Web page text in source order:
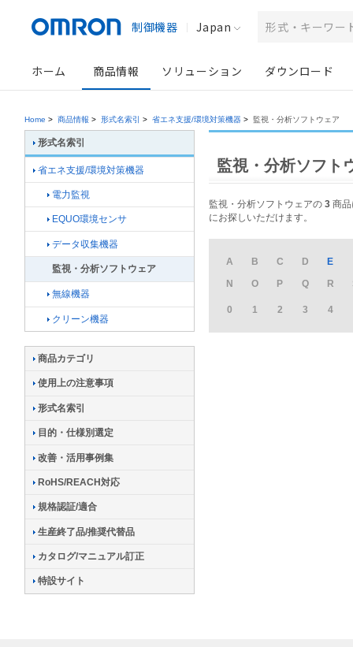
制御機器 Japan
ホーム 商品情報 ソリューション ダウンロード
Home > 商品情報 > 形式名索引 > 省エネ支援/環境対策機器 > 監視・分析ソフトウェア
監視・分析ソフト
監視・分析ソフトウェアの 3 商
にお探しいただけます。
A B C D E
N
O P Q R
0 1 2 3 4
形式名索引
省エネ支援/環境対策機器
電力監視
EQUO環境センサ
データ収集機器
監視・分析ソフトウェア
無線機器
クリーン機器
商品カテゴリ
使用上の注意事項
形式名索引
目的・仕様別選定
改善・活用事例集
RoHS/REACH対応
規格認証/適合
生産終了品/推奨代替品
カタログ/マニュアル訂正
特設サイト